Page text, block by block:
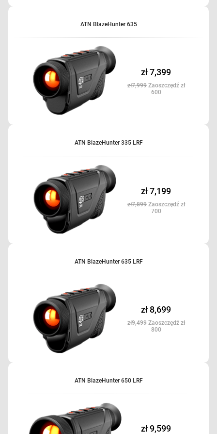
doskonałym towarzyszem dla myśliwych, którzy oczekują najlepszej
ATN BlazeHunter 635
zł 7,399
zł7,999Zaoszczędź zł
600
ATN BlazeHunter 335 LRF
zł 7,199
zł7,899Zaoszczędź zł
700
ATN BlazeHunter 635 LRF
zł 8,699
zł9,499Zaoszczędź zł
800
ATN BlazeHunter 650 LRF
zł 9,599